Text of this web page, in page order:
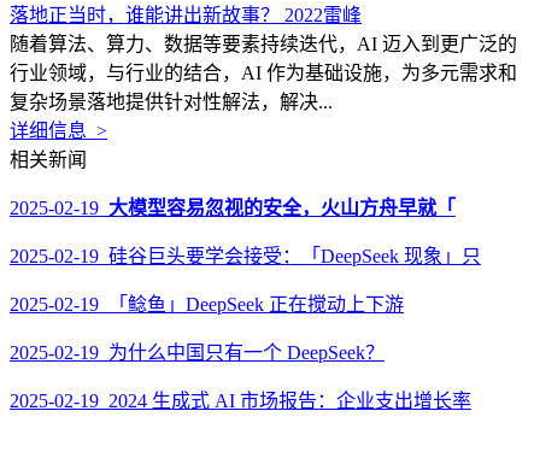
落地正当时，谁能讲出新故事？ 2022雷峰
随着算法、算力、数据等要素持续迭代，AI 迈入到更广泛的
行业领域，与行业的结合，AI 作为基础设施，为多元需求和
复杂场景落地提供针对性解法，解决...
详细信息 >
相关新闻
2025-02-19 大模型容易忽视的安全，火山方舟早就「
2025-02-19 硅谷巨头要学会接受：「DeepSeek 现象」只
2025-02-19 「鲶鱼」DeepSeek 正在搅动上下游
2025-02-19 为什么中国只有一个 DeepSeek？
2025-02-19 2024 生成式 AI 市场报告：企业支出增长率